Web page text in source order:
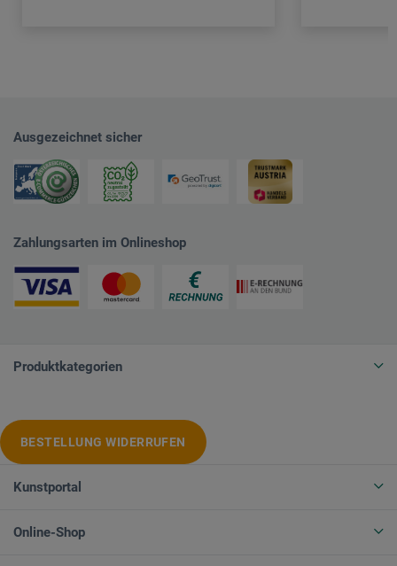
Ausgezeichnet sicher
Zahlungsarten im Onlineshop
Produktkategorien
BESTELLUNG WIDERRUFEN
Kunstportal
Online-Shop